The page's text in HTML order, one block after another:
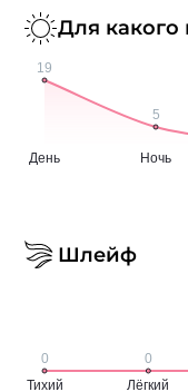
Для какого
Шлейф